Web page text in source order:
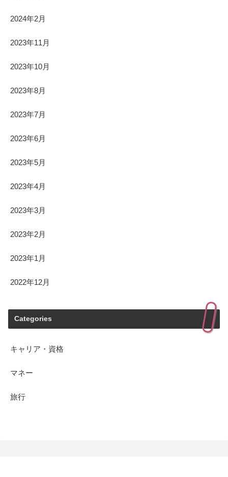
2024年2月
2023年11月
2023年10月
2023年8月
2023年7月
2023年6月
2023年5月
2023年4月
2023年3月
2023年2月
2023年1月
2022年12月
Categories
キャリア・資格
マネー
旅行